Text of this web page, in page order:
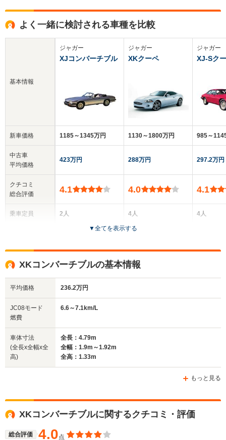
よく一緒に検討される車種を比較
基本情報
新車価格
中古車
平均価格
クチコミ
総合評価
乗車定員
サイズ
(全長x全幅x全高)
WLTCモード
燃費
ジャガー
XJコンバーチブル
1185～1345万円
423万円
4.1
2人
全高
1.26m～1.29m
全幅
1.8m～1.81m
ジャガー
XKクーペ
1130～1800万円
288万円
4.0
4人
3ドア
ジャガー
XJ-Sク
985～
297.2万円
4.1
4人
▼全てを表示する
XKコンバーチブルの基本情報
平均価格 236.2万円
JC08モード
燃費
6.6～7.1km/L
車体寸法
(全長x全幅x全
高)
全長：4.79m
全幅：1.9m～1.92m
全高：1.33m
もっと見る
XKコンバーチブルに関するクチコミ・評価
総合評価 4.0点